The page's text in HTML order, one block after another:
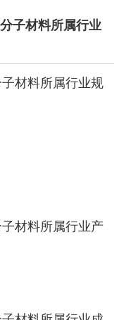
子材料所属行业
材料所属行业规
材料所属行业产